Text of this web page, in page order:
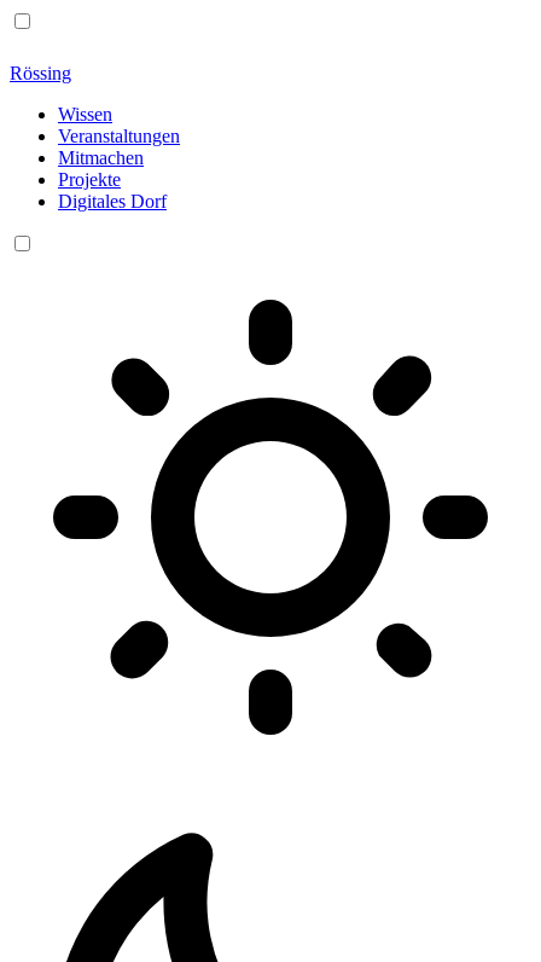
Rössing
Wissen
Veranstaltungen
Mitmachen
Projekte
Digitales Dorf